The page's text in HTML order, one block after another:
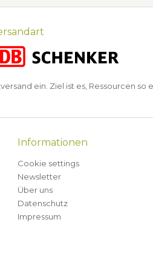
ein. Ziel ist es, Ressourcen
Informationen
Cookie settings
Newsletter
Über uns
Datenschutz
Impressum